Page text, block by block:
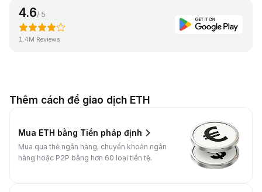
4.6/ 5
1.4M Reviews
Thêm cách để giao dịch ETH
Mua ETH bằng Tiền pháp định
Mua qua thẻ ngân hàng, chuyển khoản ngân
hàng hoặc P2P bằng hơn 60 loại tiền tệ.